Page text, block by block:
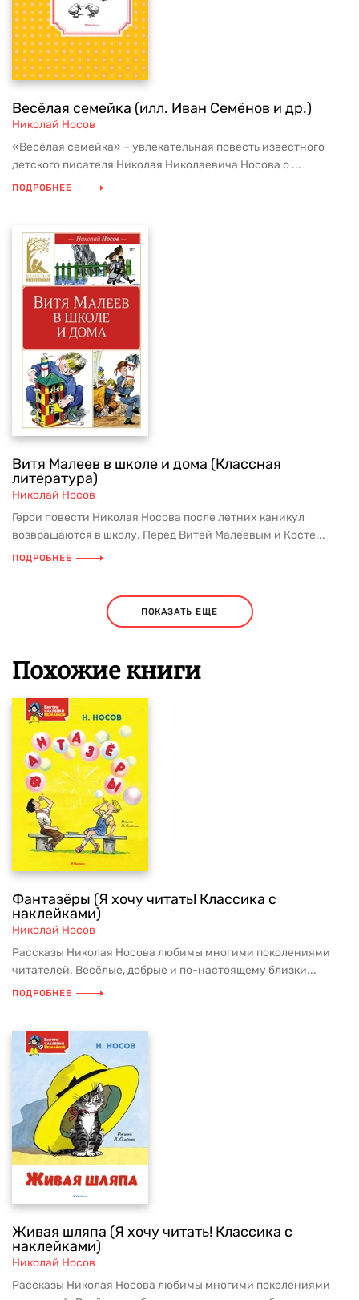
Весёлая семейка (илл. Иван Семёнов и др.)
Николай Носов
«Весёлая семейка» – увлекательная повесть известного
детского писателя Николая Николаевича Носова о ...
ПОДРОБНЕЕ
Витя Малеев в школе и дома (Классная
литература)
Николай Носов
Герои повести Николая Носова после летних каникул
возвращаются в школу. Перед Витей Малеевым и Косте...
ПОДРОБНЕЕ
ПОКАЗАТЬ ЕЩЕ
Похожие книги
Фантазёры (Я хочу читать! Классика с
наклейками)
Николай Носов
Рассказы Николая Носова любимы многими поколениями
читателей. Весёлые, добрые и по-настоящему близки...
ПОДРОБНЕЕ
Живая шляпа (Я хочу читать! Классика с
наклейками)
Николай Носов
Рассказы Николая Носова любимы многими поколениями